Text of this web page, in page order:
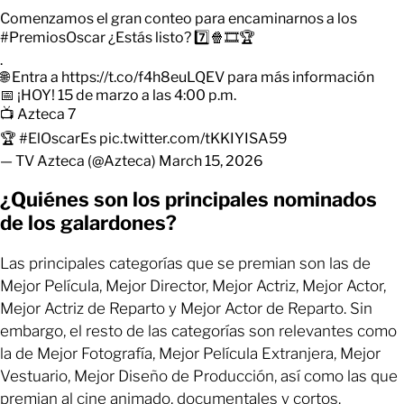
Comenzamos el gran conteo para encaminarnos a los
#PremiosOscar¿Estás listo? 7️⃣🍿🎞️🏆
.
🌐 Entra a https://t.co/f4h8euLQEV para más información
📅 ¡HOY! 15 de marzo a las 4:00 p.m.
📺 Azteca 7
🏆 #ElOscarEs pic.twitter.com/tKKIYISA59
— TV Azteca (@Azteca) March 15, 2026
¿Quiénes son los principales nominados
de los galardones?
Las principales categorías que se premian son las de
Mejor Película, Mejor Director, Mejor Actriz, Mejor Actor,
Mejor Actriz de Reparto y Mejor Actor de Reparto. Sin
embargo, el resto de las categorías son relevantes como
la de Mejor Fotografía, Mejor Película Extranjera, Mejor
Vestuario, Mejor Diseño de Producción, así como las que
premian al cine animado, documentales y cortos.